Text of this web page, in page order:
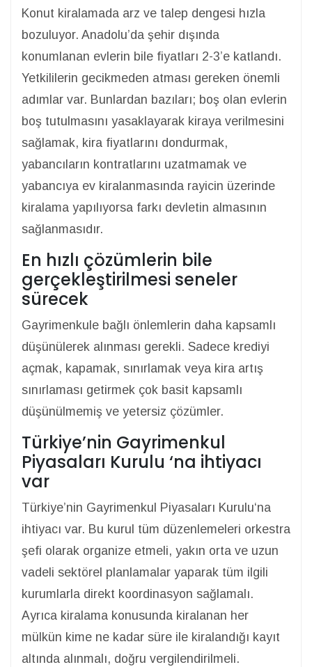
Konut kiralamada arz ve talep dengesi hızla
bozuluyor. Anadolu’da şehir dışında
konumlanan evlerin bile fiyatları 2-3’e katlandı.
Yetkililerin gecikmeden atması gereken önemli
adımlar var. Bunlardan bazıları; boş olan evlerin
boş tutulmasını yasaklayarak kiraya verilmesini
sağlamak, kira fiyatlarını dondurmak,
yabancıların kontratlarını uzatmamak ve
yabancıya ev kiralanmasında rayicin üzerinde
kiralama yapılıyorsa farkı devletin almasının
sağlanmasıdır.
En hızlı çözümlerin bile
gerçekleştirilmesi seneler
sürecek
Gayrimenkule bağlı önlemlerin daha kapsamlı
düşünülerek alınması gerekli. Sadece krediyi
açmak, kapamak, sınırlamak veya kira artış
sınırlaması getirmek çok basit kapsamlı
düşünülmemiş ve yetersiz çözümler.
Türkiye’nin Gayrimenkul
Piyasaları Kurulu ‘na ihtiyacı
var
Türkiye’nin Gayrimenkul Piyasaları Kurulu‘na
ihtiyacı var. Bu kurul tüm düzenlemeleri orkestra
şefi olarak organize etmeli, yakın orta ve uzun
vadeli sektörel planlamalar yaparak tüm ilgili
kurumlarla direkt koordinasyon sağlamalı.
Ayrıca kiralama konusunda kiralanan her
mülkün kime ne kadar süre ile kiralandığı kayıt
altında alınmalı, doğru vergilendirilmeli.